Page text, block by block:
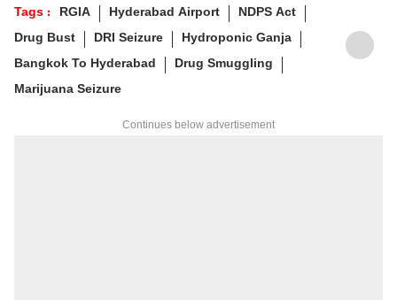
Tags : RGIA Hyderabad Airport
NDPS Act
Drug Bust
DRI Seizure
Hydroponic Ganja
Bangkok To Hyderabad
Drug Smuggling
Marijuana Seizure
Continues below advertisement